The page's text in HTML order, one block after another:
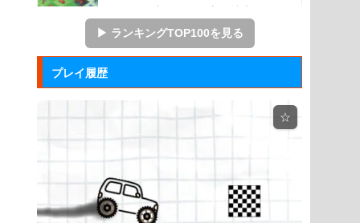
建国シミュレーションゲーム...
ズーキーパー2
動物たちを3匹以上にして捕まえてい
くパズルゲーム。
Mole Kingdom De...
モグラ王国のヒーローたちがチームで
敵の侵攻を食い止める防衛ゲ...
▶ ランキングTOP100を見る
プレイ履歴
☆